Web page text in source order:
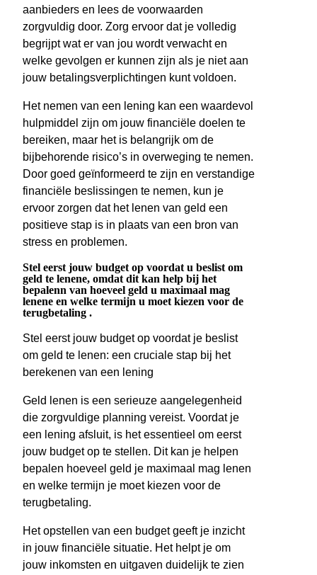
aanbieders en lees de voorwaarden
zorgvuldig door. Zorg ervoor dat je volledig
begrijpt wat er van jou wordt verwacht en
welke gevolgen er kunnen zijn als je niet aan
jouw betalingsverplichtingen kunt voldoen.
Het nemen van een lening kan een waardevol
hulpmiddel zijn om jouw financiële doelen te
bereiken, maar het is belangrijk om de
bijbehorende risico’s in overweging te nemen.
Door goed geïnformeerd te zijn en verstandige
financiële beslissingen te nemen, kun je
ervoor zorgen dat het lenen van geld een
positieve stap is in plaats van een bron van
stress en problemen.
Stel eerst jouw budget op voordat u beslist om
geld te lenene, omdat dit kan help bij het
bepalenn van hoeveel geld u maximaal mag
lenene en welke termijn u moet kiezen voor de
terugbetaling .
Stel eerst jouw budget op voordat je beslist
om geld te lenen: een cruciale stap bij het
berekenen van een lening
Geld lenen is een serieuze aangelegenheid
die zorgvuldige planning vereist. Voordat je
een lening afsluit, is het essentieel om eerst
jouw budget op te stellen. Dit kan je helpen
bepalen hoeveel geld je maximaal mag lenen
en welke termijn je moet kiezen voor de
terugbetaling.
Het opstellen van een budget geeft je inzicht
in jouw financiële situatie. Het helpt je om
jouw inkomsten en uitgaven duidelijk te zien